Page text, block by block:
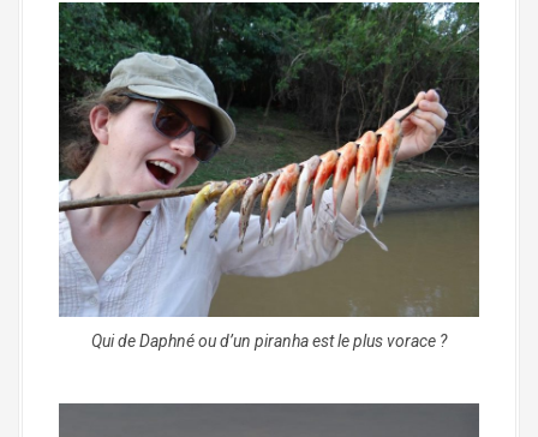
Qui de Daphné ou d’un piranha est le plus vorace ?